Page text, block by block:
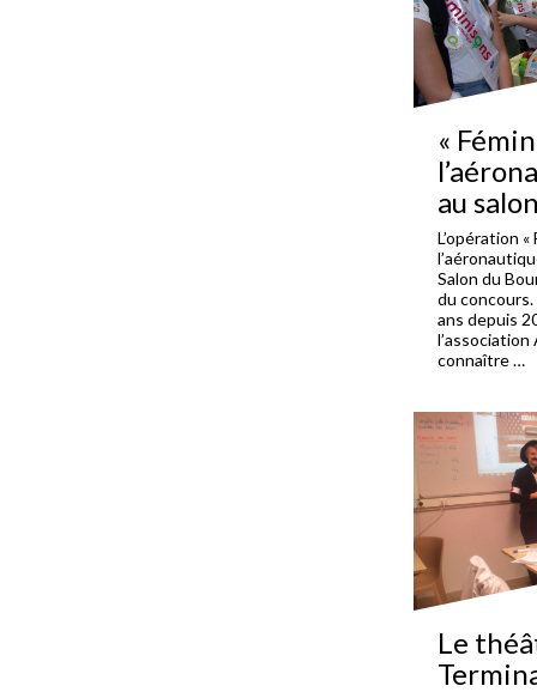
«
au
L’opération
Salon du
du
ans depuis
connaître …
Le